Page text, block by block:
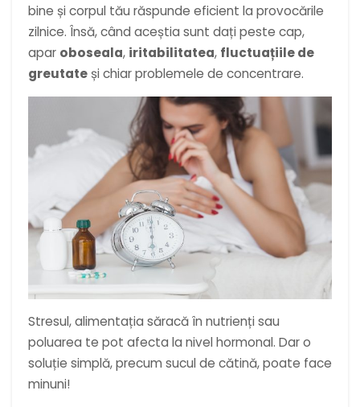
bine și corpul tău răspunde eficient la provocările
zilnice. Însă, când aceștia sunt dați peste cap,
apar oboseala, iritabilitatea, fluctuațiile de
greutate și chiar problemele de concentrare.
Stresul, alimentația săracă în nutrienți sau
poluarea te pot afecta la nivel hormonal. Dar o
soluție simplă, precum sucul de cătină, poate face
minuni!